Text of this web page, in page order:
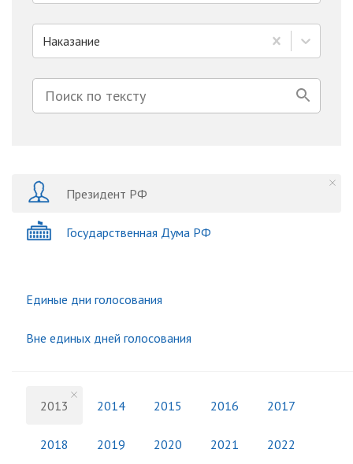
Наказание
Президент РФ
Государственная Дума РФ
Единые дни голосования
Вне единых дней голосования
2013 2014 2015 2016 2017
2018 2019 2020 2021 2022